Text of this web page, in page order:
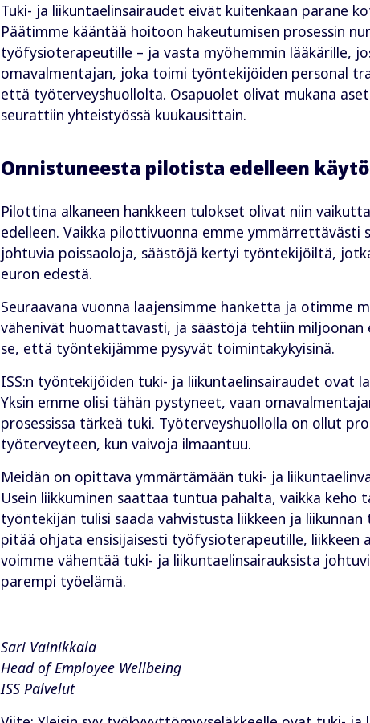
Tuki- ja liikuntaelinsairaudet eivät kuitenkaan parane
Päätimme kääntää hoitoon hakeutumisen prosessin
työfysioterapeutille – ja vasta myöhemmin lääkärille,
omavalmentajan, joka toimi työntekijöiden personal
että työterveyshuollolta. Osapuolet olivat mukana
seurattiin yhteistyössä kuukausittain.
Onnistuneesta pilotista edelleen
Pilottina alkaneen hankkeen tulokset olivat niin
edelleen. Vaikka pilottivuonna emme
johtuvia poissaoloja, säästöjä kertyi työntekijöiltä,
euron edestä.
Seuraavana vuonna laajensimme hanketta ja otimme
vähenivät huomattavasti, ja säästöjä tehtiin
se, että työntekijämme pysyvät toimintakykyisinä.
ISS:n työntekijöiden tuki- ja liikuntaelinsairaudet ovat
Yksin emme olisi tähän pystyneet, vaan
prosessissa tärkeä tuki. Työterveyshuollolla on ollut
työterveyteen, kun vaivoja ilmaantuu.
Meidän on opittava ymmärtämään tuki- ja
Usein liikkuminen saattaa tuntua pahalta, vaikka keho
työntekijän tulisi saada vahvistusta liikkeen ja
pitää ohjata ensisijaisesti työfysioterapeutille,
voimme vähentää tuki- ja liikuntaelinsairauksista
parempi työelämä.
Sari Vainikkala
Head of Employee Wellbeing
ISS Palvelut